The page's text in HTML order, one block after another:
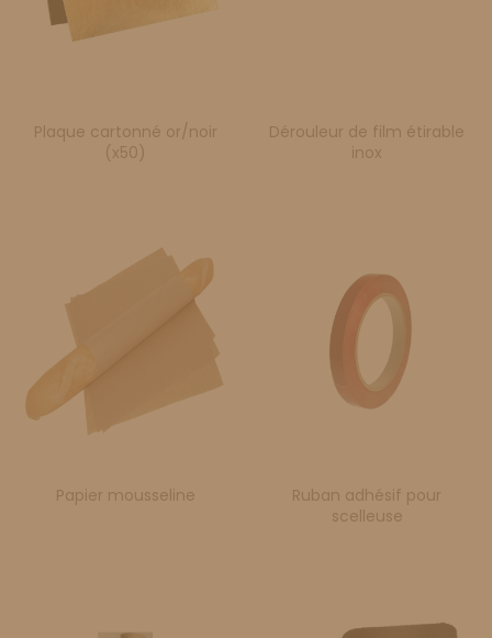
Plaque cartonné or/noir
(x50)
Dérouleur de film étirable
inox
Papier mousseline
Ruban adhésif pour
scelleuse